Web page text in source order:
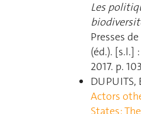
Les
Presses
(éd.). [s.l.]
2017. p.
DUPUITS,
Actors